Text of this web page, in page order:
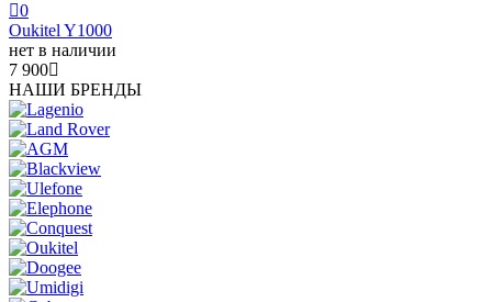
0
Oukitel Y1000
нет в наличии
7 900
НАШИ БРЕНДЫ